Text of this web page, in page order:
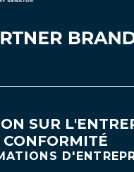
SUR
CONFORMITÉ